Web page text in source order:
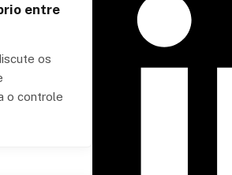
entre
os
o controle